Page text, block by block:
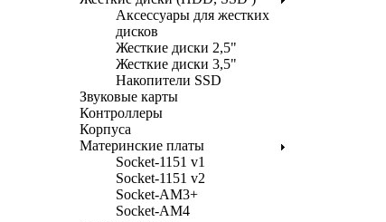
Аксессуары для жестких
дисков
Жесткие диски 2,5"
Жесткие диски 3,5"
Накопители SSD
Звуковые карты
Контроллеры
Корпуса
Материнские платы
Socket-1151 v1
Socket-1151 v2
Socket-AM3+
Socket-AM4